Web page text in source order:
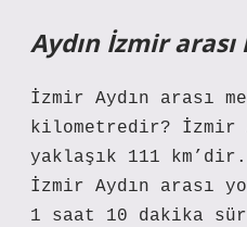
Aydın İzmir arası
İzmir Aydın arası
kilometredir? İzmir
yaklaşık 111
İzmir Aydın arası
1 saat 10 dakika